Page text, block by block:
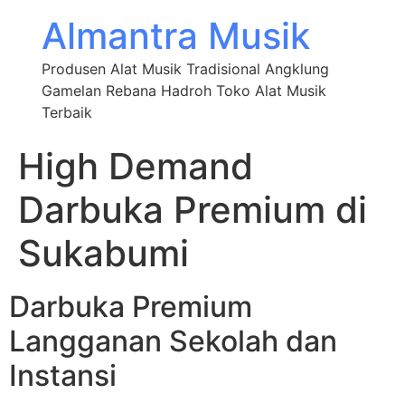
Almantra Musik
Produsen Alat Musik Tradisional Angklung
Gamelan Rebana Hadroh Toko Alat Musik
Terbaik
High Demand
Darbuka Premium di
Sukabumi
Darbuka Premium
Langganan Sekolah dan
Instansi